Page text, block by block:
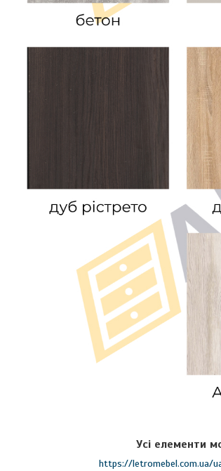
Усі елементи
https://letromebel.com.ua/